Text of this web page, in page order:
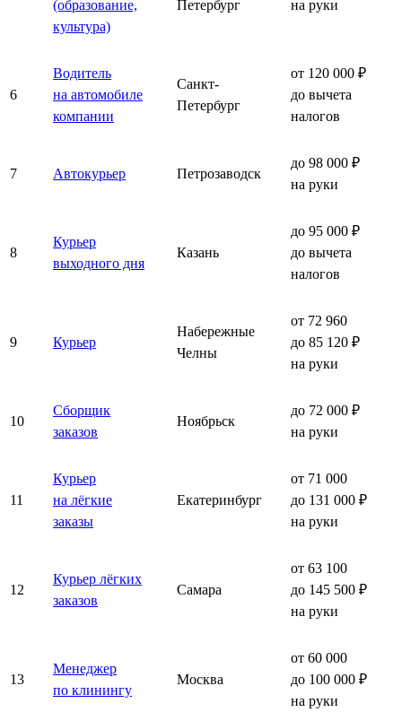
(образование,
культура)
Петербург
на руки
6
Водитель
на автомобиле
компании
Санкт-
Петербург
от 120 000 ₽
до вычета
налогов
7 Автокурьер Петрозаводск
до 98 000 ₽
на руки
8
Курьер
выходного дня
Казань
до 95 000 ₽
до вычета
налогов
9 Курьер
Набережные
Челны
от 72 960
до 85 120 ₽
на руки
10
Сборщик
заказов
Ноябрьск
до 72 000 ₽
на руки
11
Курьер
на лёгкие
заказы
Екатеринбург
от 71 000
до 131 000 ₽
на руки
12
Курьер лёгких
заказов
Самара
от 63 100
до 145 500 ₽
на руки
13
Менеджер
по клинингу
Москва
от 60 000
до 100 000 ₽
на руки